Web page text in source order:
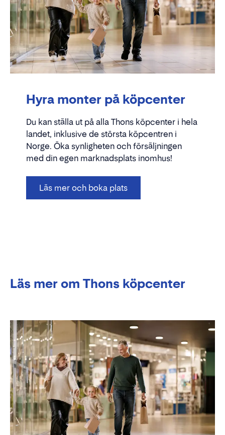
Hyra monter på köpcenter
Du kan ställa ut på alla Thons köpcenter i hela
landet, inklusive de största köpcentren i
Norge. Öka synligheten och försäljningen
med din egen marknadsplats inomhus!
Läs mer och boka plats
Läs mer om Thons köpcenter